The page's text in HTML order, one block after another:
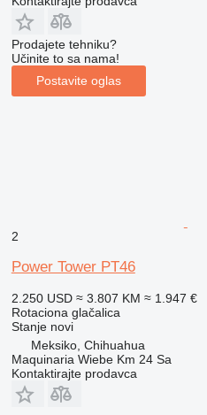
Prodajete tehniku?
Učinite to sa nama!
Postavite oglas
2
Power Tower PT46
2.250 USD ≈ 3.807 KM ≈ 1.947 €
Rotaciona glačalica
Stanjenovi
Meksiko, Chihuahua
Maquinaria Wiebe Km 24 Sa
Kontaktirajte prodavca